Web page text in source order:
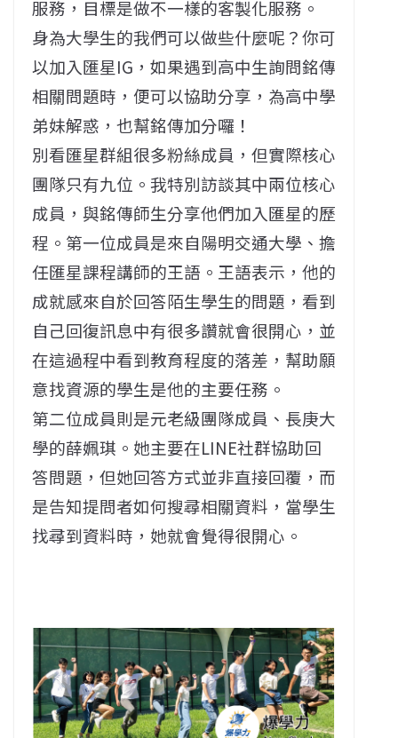
服務，目標是做不一樣的客製化服務。
身為大學生的我們可以做些什麼呢？你可
以加入匯星IG，如果遇到高中生詢問銘傳
相關問題時，便可以協助分享，為高中學
弟妹解惑，也幫銘傳加分囉！
別看匯星群組很多粉絲成員，但實際核心
團隊只有九位。我特別訪談其中兩位核心
成員，與銘傳師生分享他們加入匯星的歷
程。第一位成員是來自陽明交通大學、擔
任匯星課程講師的王語。王語表示，他的
成就感來自於回答陌生學生的問題，看到
自己回復訊息中有很多讚就會很開心，並
在這過程中看到教育程度的落差，幫助願
意找資源的學生是他的主要任務。
第二位成員則是元老級團隊成員、長庚大
學的薛姵琪。她主要在LINE社群協助回
答問題，但她回答方式並非直接回覆，而
是告知提問者如何搜尋相關資料，當學生
找尋到資料時，她就會覺得很開心。